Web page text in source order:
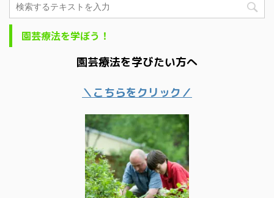
園芸療法を学ぼう！
園芸療法を学びたい方へ
＼こちらをクリック／